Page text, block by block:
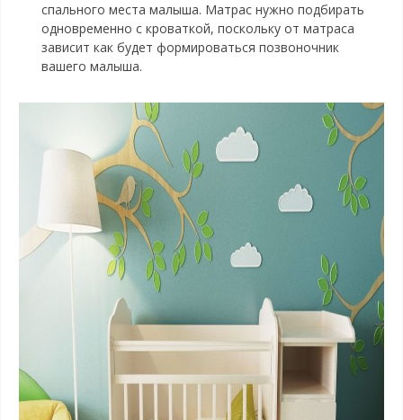
спального места малыша. Матрас нужно подбирать
одновременно с кроваткой, поскольку от матраса
зависит как будет формироваться позвоночник
вашего малыша.